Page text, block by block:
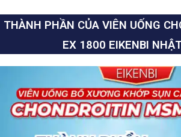
THÀNH PHẦN CỦA VIÊN UỐNG
EX 1800 EIKENBI